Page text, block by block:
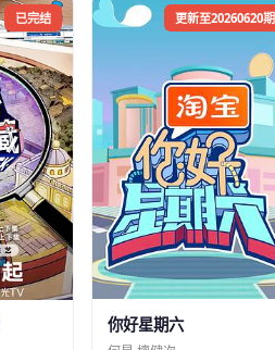
已完结 更新至20260620期
你好星期六